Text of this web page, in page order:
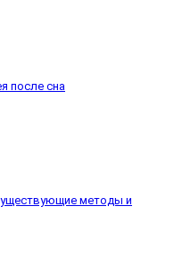
после сна
методы и